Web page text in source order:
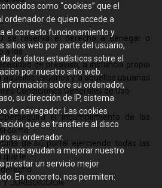
se reserva el derecho a denegar o
a los
de preaviso, a instancia propia
usuarios y a aquellas usuarias
Condiciones Generales de Uso.
el incumplimiento de las
como
de su portal ejerciendo todas las
que le
Y JURISDICCIÓN:
como “cookies” que el
ordenador de quien accede a
el correcto funcionamiento y
sitios web por parte del usuario,
de datos estadísticos sobre el
por nuestro sitio web.
sobre su ordenador,
su dirección de IP, sistema
de navegador. Las cookies
que se transfiere al disco
su ordenador.
nos ayudan a mejorar nuestro
prestar un servicio mejor
En concreto, nos permiten: